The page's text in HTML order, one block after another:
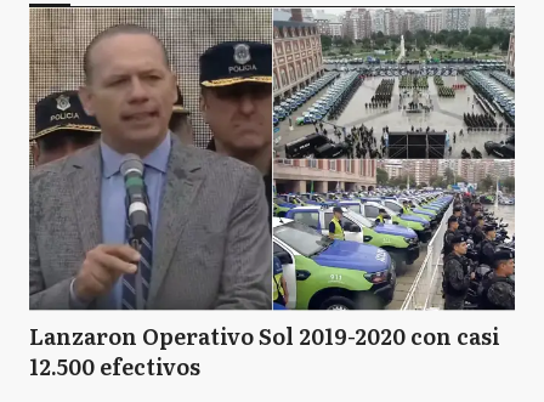
Lanzaron Operativo Sol 2019-2020 con casi
12.500 efectivos